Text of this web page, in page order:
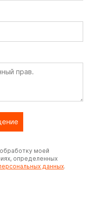
моей
определенных
данных.